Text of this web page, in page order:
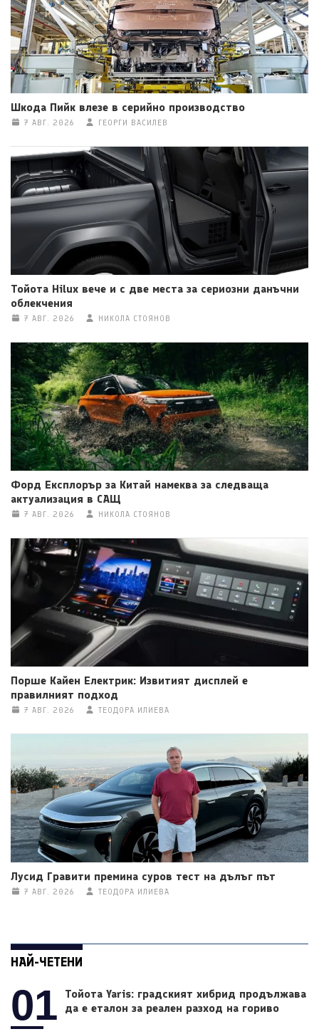
Шкода Пийк влезе в серийно производство
7 АВГ. 2026 ГЕОРГИ ВАСИЛЕВ
Тойота Hilux вече и с две места за сериозни данъчни
облекчения
7 АВГ. 2026 НИКОЛА СТОЯНОВ
Форд Експлорър за Китай намеква за следваща
актуализация в САЩ
7 АВГ. 2026 НИКОЛА СТОЯНОВ
Порше Кайен Електрик: Извитият дисплей е
правилният подход
7 АВГ. 2026 ТЕОДОРА ИЛИЕВА
Лусид Гравити премина суров тест на дълъг път
7 АВГ. 2026 ТЕОДОРА ИЛИЕВА
НАЙ-ЧЕТЕНИ
01
Тойота Yaris: градският хибрид продължава
да е еталон за реален разход на гориво